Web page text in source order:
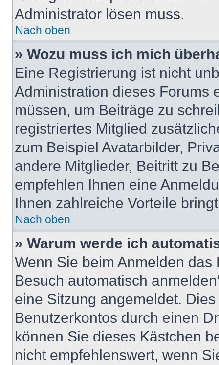
Administrator lösen muss.
Nach oben
» Wozu muss ich mich
Eine Registrierung ist nicht
Administration dieses Forums
müssen, um Beiträge zu
registriertes Mitglied
zum Beispiel Avatarbilder,
andere Mitglieder, Beitritt zu
empfehlen Ihnen eine
Ihnen zahlreiche Vorteile
Nach oben
» Warum werde ich
Wenn Sie beim Anmelden
Besuch automatisch
eine Sitzung angemeldet.
Benutzerkontos durch einen
können Sie dieses Kästchen
nicht empfehlenswert, wenn